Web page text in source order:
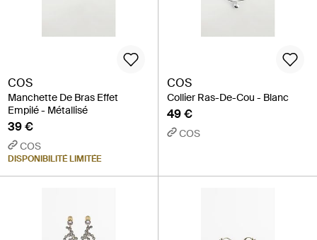
COS
Manchette De Bras Effet
Empilé - Métallisé
39 €
COS
DISPONIBILITÉ LIMITÉE
COS
Collier Ras-De-Cou - Blanc
49 €
COS